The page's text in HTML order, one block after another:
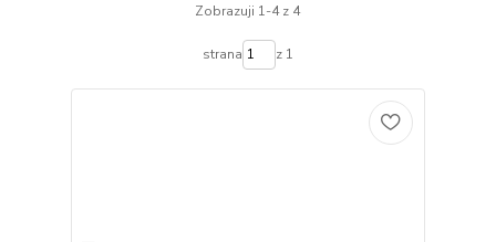
Zobrazuji 1-4 z 4
strana z 1